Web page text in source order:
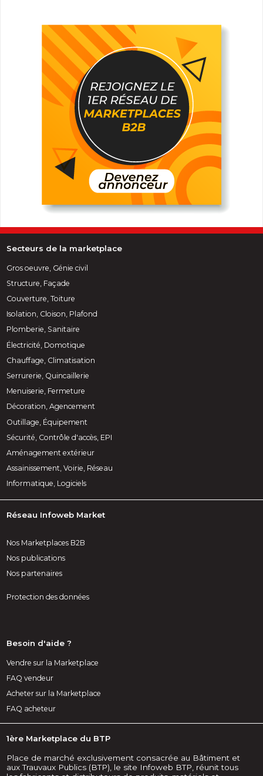
Secteurs de la marketplace
Gros oeuvre, Génie civil
Structure, Façade
Couverture, Toiture
Isolation, Cloison, Plafond
Plomberie, Sanitaire
Électricité, Domotique
Chauffage, Climatisation
Serrurerie, Quincaillerie
Menuiserie, Fermeture
Décoration, Agencement
Outillage, Équipement
Sécurité, Contrôle d'accès, EPI
Aménagement extérieur
Assainissement, Voirie, Réseau
Informatique, Logiciels
Réseau Infoweb Market
Nos Marketplaces B2B
Nos publications
Nos partenaires
Protection des données
Besoin d'aide ?
Vendre sur la Marketplace
FAQ vendeur
Acheter sur la Marketplace
FAQ acheteur
1ère Marketplace du BTP
Place de marché exclusivement consacrée au Bâtiment et
aux Trauvaux Publics (BTP), le site Infoweb BTP, réunit tous